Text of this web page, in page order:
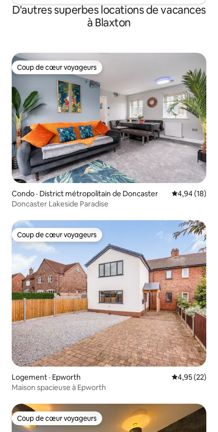
D'autres superbes locations de vacances
à Blaxton
Coup de cœur voyageurs
Coup de cœur voyageurs
Condo · District métropolitain de Doncaster Note
4,94 (18)
Doncaster Lakeside Paradise
Coup de cœur voyageurs
Coup de cœur voyageurs
Logement · Epworth Note
4,95 (22)
Maison spacieuse à Epworth
Coup de cœur voyageurs
Coup de cœur voyageurs